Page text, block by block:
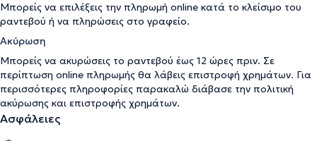
Μπορείς να επιλέξεις την πληρωμή online κατά το κλείσιμο του
ραντεβού ή να πληρώσεις στο γραφείο.
Ακύρωση
Μπορείς να ακυρώσεις το ραντεβού έως 12 ώρες πριν. Σε
περίπτωση online πληρωμής θα λάβεις επιστροφή χρημάτων. Για
περισσότερες πληροφορίες παρακαλώ διάβασε την πολιτική
ακύρωσης και επιστροφής χρημάτων.
Ασφάλειες